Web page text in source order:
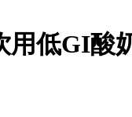
用低GI酸